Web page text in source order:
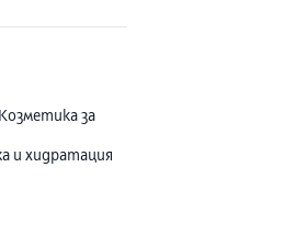
Козметика за
и хидратация